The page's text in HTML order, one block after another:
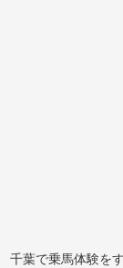
千葉で乗馬体験を